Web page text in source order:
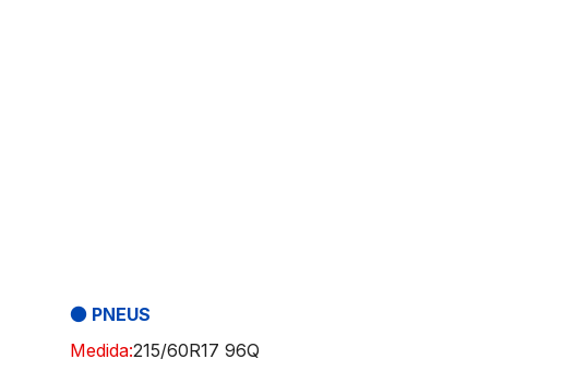
● PNEUS
Medida:215/60R17 96Q